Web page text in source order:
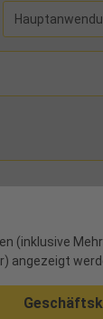
(inklusive
angezeigt